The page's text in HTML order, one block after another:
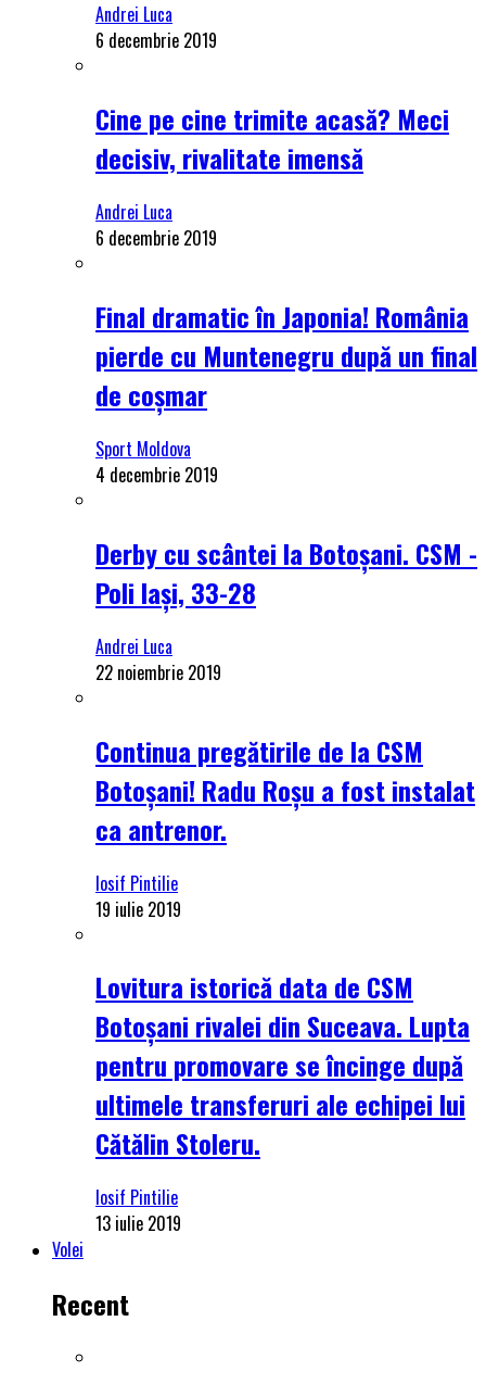
Andrei Luca
6 decembrie 2019
Cine pe cine trimite acasă? Meci
decisiv, rivalitate imensă
Andrei Luca
6 decembrie 2019
Final dramatic în Japonia! România
pierde cu Muntenegru după un final
de coșmar
Sport Moldova
4 decembrie 2019
Derby cu scântei la Botoșani. CSM -
Poli Iași, 33-28
Andrei Luca
22 noiembrie 2019
Continua pregătirile de la CSM
Botoșani! Radu Roșu a fost instalat
ca antrenor.
Iosif Pintilie
19 iulie 2019
Lovitura istorică data de CSM
Botoșani rivalei din Suceava. Lupta
pentru promovare se încinge după
ultimele transferuri ale echipei lui
Cătălin Stoleru.
Iosif Pintilie
13 iulie 2019
Volei
Recent